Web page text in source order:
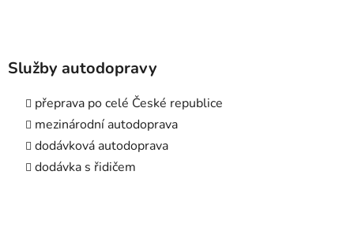
Služby autodopravy
přeprava po celé České republice
mezinárodní autodoprava
dodávková autodoprava
dodávka s řidičem